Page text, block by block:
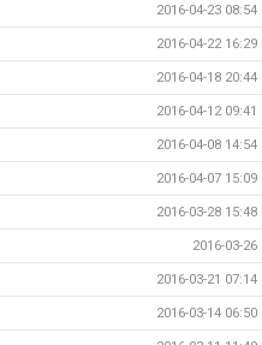
2016-04-23 08:54
2016-04-22 16:29
2016-04-18 20:44
2016-04-12 09:41
2016-04-08 14:54
2016-04-07 15:09
2016-03-28 15:48
2016-03-26
2016-03-21 07:14
2016-03-14 06:50